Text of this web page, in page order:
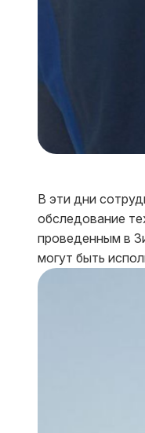
В эти дни
обследование
проведенным в
могут быть